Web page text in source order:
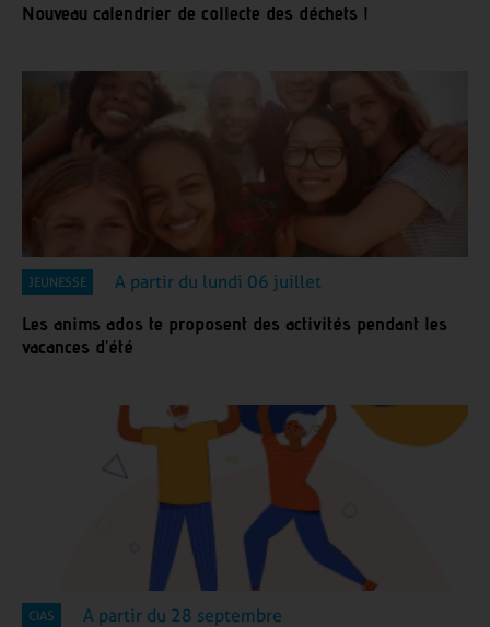
Nouveau calendrier de collecte des déchets !
JEUNESSE A partir du lundi 06 juillet
Les anims ados te proposent des activités pendant les
vacances d'été
CIAS A partir du 28 septembre